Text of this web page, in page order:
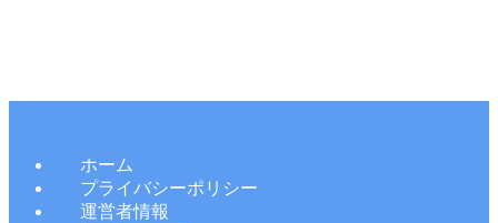
ホーム
プライバシーポリシー
運営者情報